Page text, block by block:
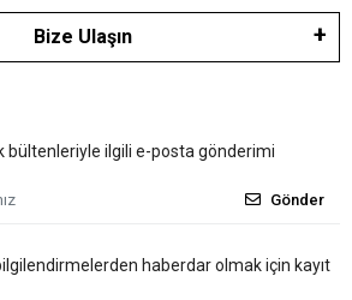
Bize Ulaşın
bültenleriyle ilgili e-posta gönderimi
Gönder
haberdar olmak için kayıt